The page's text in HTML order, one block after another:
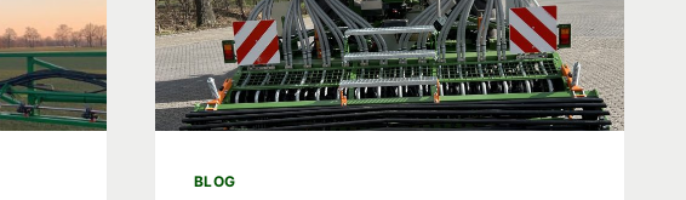
BLOG